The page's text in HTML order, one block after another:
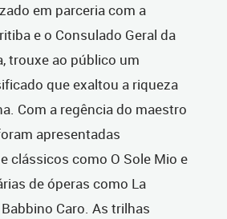
em parceria com a
e o Consulado Geral da
trouxe ao público um
que exaltou a riqueza
Com a regência do maestro
apresentadas
clássicos como O Sole Mio e
de óperas como La
Caro. As trilhas